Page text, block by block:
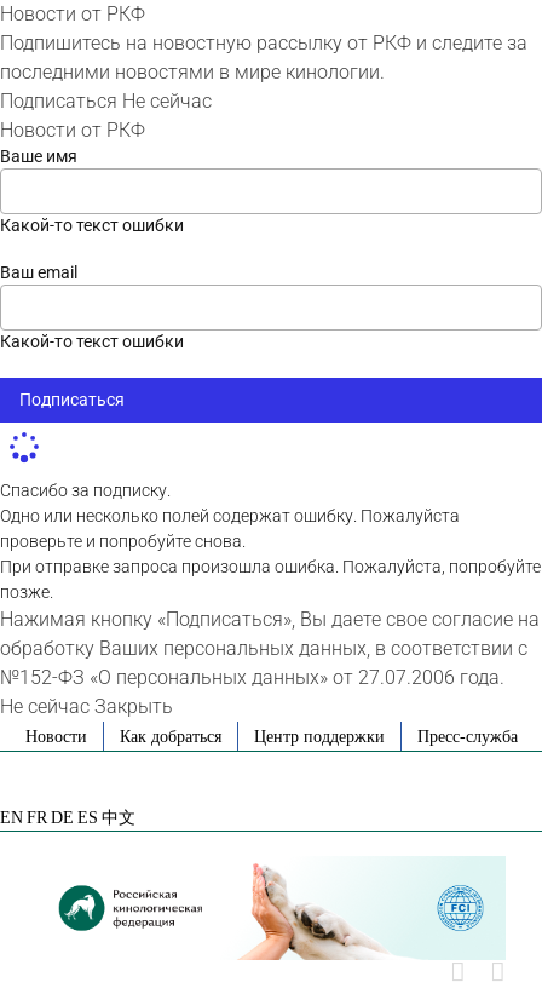
Новости от РКФ
Подпишитесь на новостную рассылку от РКФ и следите за
последними новостями в мире кинологии.
Подписаться Не сейчас
Новости от РКФ
Ваше имя
Какой-то текст ошибки
Ваш email
Какой-то текст ошибки
Подписаться
Спасибо за подписку.
Одно или несколько полей содержат ошибку. Пожалуйста
проверьте и попробуйте снова.
При отправке запроса произошла ошибка. Пожалуйста, попробуйте
позже.
Нажимая кнопку «Подписаться», Вы даете свое согласие на
обработку Ваших персональных данных, в соответствии с
№152-ФЗ «О персональных данных» от 27.07.2006 года.
Не сейчас Закрыть
SkipНовости Как добраться Центр поддержки Пресс-служба
EN FR DE ES 中文